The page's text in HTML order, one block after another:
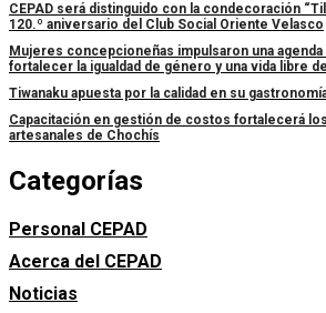
CEPAD será distinguido con la condecoración
120.º aniversario del Club Social Oriente Velasco
Mujeres concepcioneñas impulsaron una
fortalecer la igualdad de género y una vida libre
Tiwanaku apuesta por la calidad en su
Capacitación en gestión de costos fortalecerá
artesanales de Chochís
Categorías
Personal CEPAD
Acerca del CEPAD
Noticias